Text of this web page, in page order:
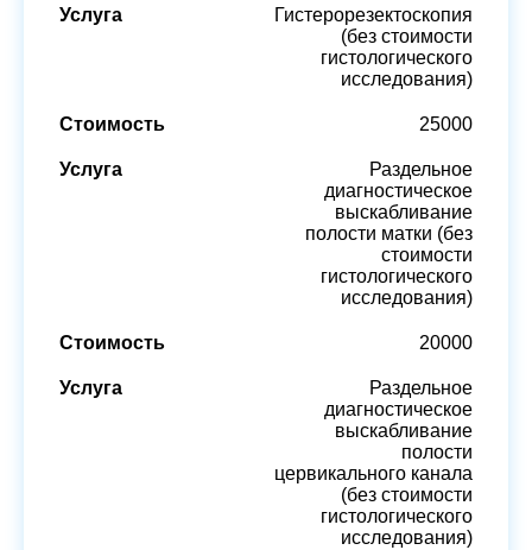
Гистерорезектоскопия
(без стоимости
гистологического
исследования)
25000
Раздельное
диагностическое
выскабливание
полости матки (без
стоимости
гистологического
исследования)
20000
Раздельное
диагностическое
выскабливание
полости
цервикального канала
(без стоимости
гистологического
исследования)